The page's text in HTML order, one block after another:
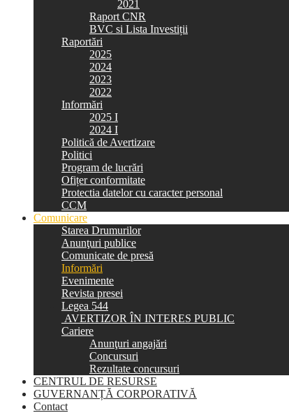
2021
Raport CNR
BVC si Lista Investiții
Raportări
2025
2024
2023
2022
Informări
2025 I
2024 I
Politică de Avertizare
Politici
Program de lucrări
Ofițer conformitate
Protectia datelor cu caracter personal
CCM
Comunicare
Starea Drumurilor
Anunţuri publice
Comunicate de presă
Informări
Evenimente
Revista presei
Legea 544
AVERTIZOR ÎN INTERES PUBLIC
Cariere
Anunţuri angajări
Concursuri
Rezultate concursuri
CENTRUL DE RESURSE
GUVERNANȚĂ CORPORATIVĂ
Contact